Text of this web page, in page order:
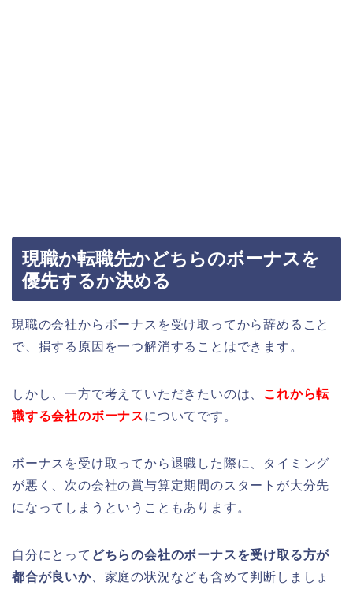
現職か転職先かどちらのボーナスを
優先するか決める
現職の会社からボーナスを受け取ってから辞めること
で、損する原因を一つ解消することはできます。
しかし、一方で考えていただきたいのは、 これから転
職する会社のボーナスについてです。
ボーナスを受け取ってから退職した際に、タイミング
が悪く、次の会社の賞与算定期間のスタートが大分先
になってしまうということもあります。
自分にとって どちらの会社のボーナスを受け取る方が
都合が良いか、家庭の状況なども含めて判断しましょ